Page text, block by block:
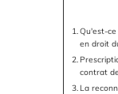
Qu'est-
en droit
contrat
La